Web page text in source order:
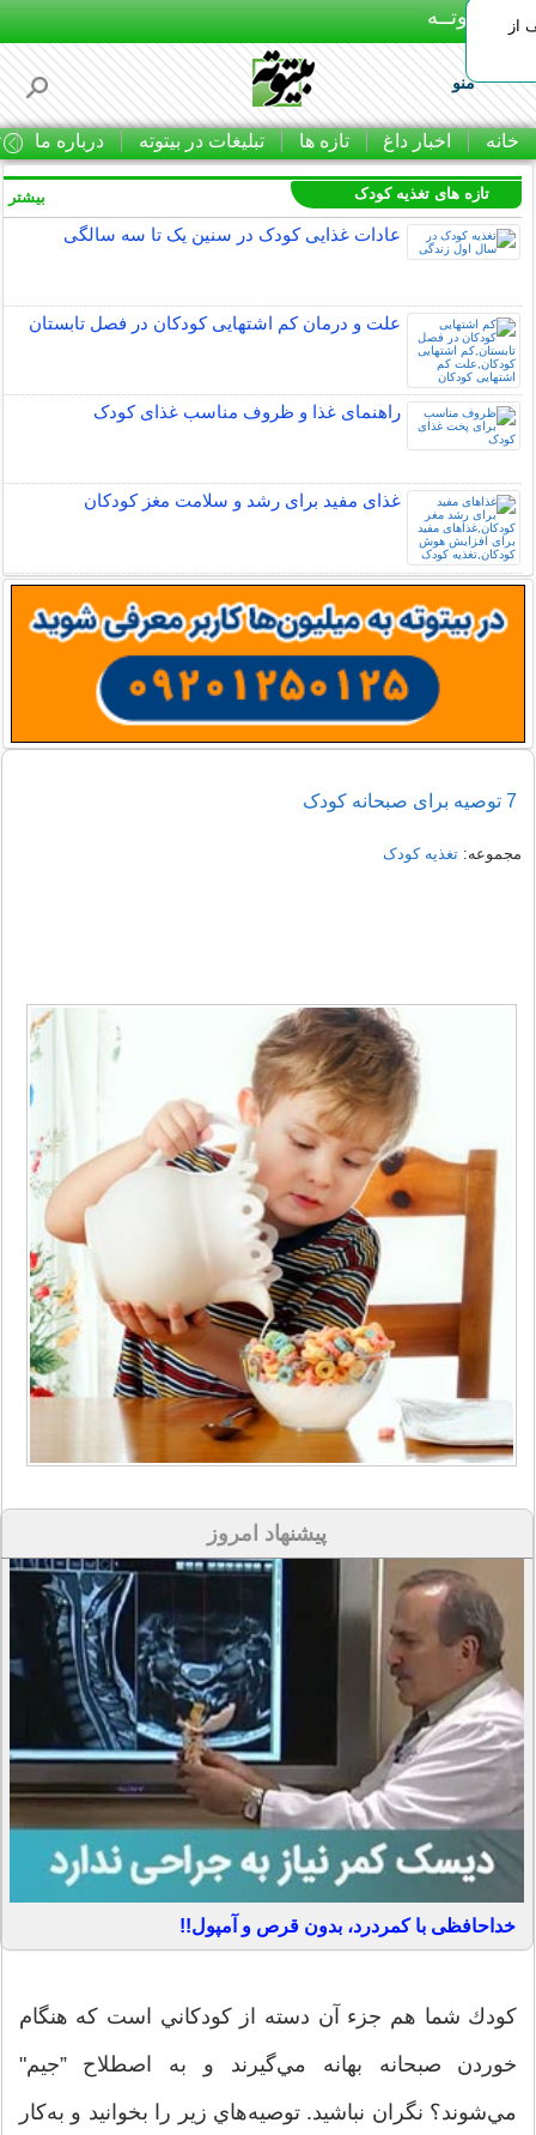
بـیتوتــه
منو
خانه اخبار داغ تازه ها تبلیغات در بیتوته درباره ما
تخفیف از
تازه های تغذیه کودک
عادات غذایی کودک در سنین یک تا سه سالگی
علت و درمان کم اشتهایی کودکان در فصل تابستان
راهنمای غذا و ظروف مناسب غذای کودک
غذای مفید برای رشد و سلامت مغز کودکان
بیشتر
7 توصیه برای صبحانه کودک
مجموعه:تغذیه کودک
پیشنهاد امروز
خداحافظی با کمردرد، بدون قرص و آمپول!!
كودك شما هم جزء آن دسته از كودكاني است كه هنگام
خوردن صبحانه بهانه مي‌گيرند و به اصطلاح ”جيم"
مي‌شوند؟ نگران نباشيد. توصيه‌هاي زير را بخوانيد و به‌كار